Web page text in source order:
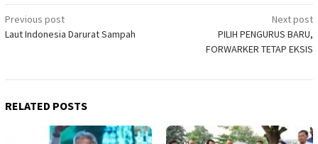
Post
navigation
Previous post
Laut Indonesia Darurat Sampah
Next post
PILIH PENGURUS BARU,
FORWARKER TETAP EKSIS
RELATED POSTS